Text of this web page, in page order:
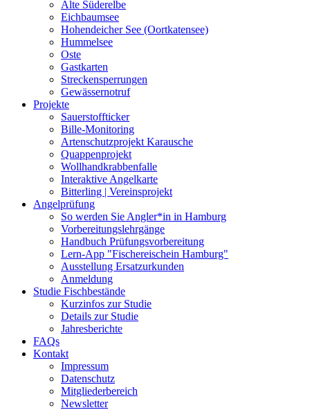
Alte Süderelbe
Eichbaumsee
Hohendeicher See (Oortkatensee)
Hummelsee
Oste
Gastkarten
Streckensperrungen
Gewässernotruf
Projekte
Sauerstoffticker
Bille-Monitoring
Artenschutzprojekt Karausche
Quappenprojekt
Wollhandkrabbenfalle
Interaktive Angelkarte
Bitterling | Vereinsprojekt
Angelprüfung
So werden Sie Angler*in in Hamburg
Vorbereitungslehrgänge
Handbuch Prüfungsvorbereitung
Lern-App "Fischereischein Hamburg"
Ausstellung Ersatzurkunden
Anmeldung
Studie Fischbestände
Kurzinfos zur Studie
Details zur Studie
Jahresberichte
FAQs
Kontakt
Impressum
Datenschutz
Mitgliederbereich
Newsletter